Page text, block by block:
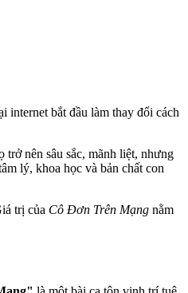
internet bắt đầu làm thay đổi cách
nên sâu sắc, mãnh liệt, nhưng
lý, khoa học và bản chất con
trị của Cô Đơn Trên Mạng nằm